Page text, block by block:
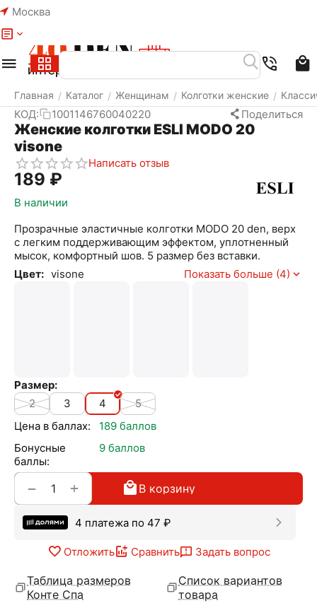
Москва
Главная / Каталог / Женщинам / Колготки женские /
КОД: 1001146760040220 Поделиться
Женские колготки ESLI MODO 20
visone
Написать отзыв
‍189‍ ₽
В наличии
Прозрачные эластичные колготки MODO 20 den, верх
с легким поддерживающим эффектом, уплотненный
мысок, комфортный шов. 5 размер без вставки.
Цвет: visone Показать больше (4)
Размер:
2
3 4
5
Цена в баллах:
189 баллов
Бонусные
баллы:
9 баллов
+
− В корзину
4 платежа по 47 ₽
Отложить Сравнить Задать вопрос
Таблица размеров
Конте Спа
Список вариантов
товара
Меню